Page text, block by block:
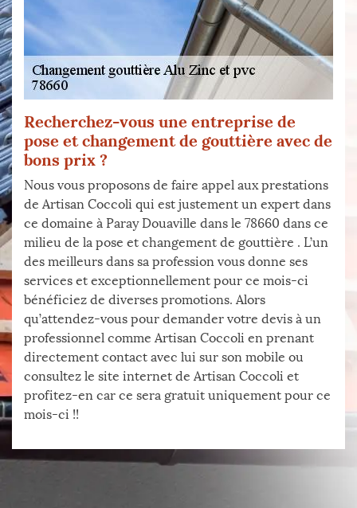
Recherchez-vous une entreprise de
pose et changement de gouttière avec de
bons prix ?
Nous vous proposons de faire appel aux prestations
de Artisan Coccoli qui est justement un expert dans
ce domaine à Paray Douaville dans le 78660 dans ce
milieu de la pose et changement de gouttière . L’un
des meilleurs dans sa profession vous donne ses
services et exceptionnellement pour ce mois-ci
bénéficiez de diverses promotions. Alors
qu’attendez-vous pour demander votre devis à un
professionnel comme Artisan Coccoli en prenant
directement contact avec lui sur son mobile ou
consultez le site internet de Artisan Coccoli et
profitez-en car ce sera gratuit uniquement pour ce
mois-ci !!